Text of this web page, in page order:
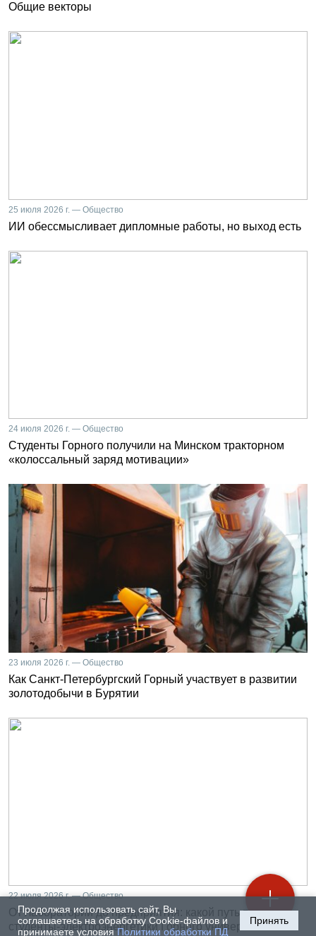
Продолжая использовать сайт, Вы
соглашаетесь на обработку Cookie-файлов и
принимаете условияПолитики обработки ПД
Принять
Общие векторы
25 июля 2026 г. — Общество
ИИ обессмысливает дипломные работы, но выход есть
24 июля 2026 г. — Общество
Студенты Горного получили на Минском тракторном
«колоссальный заряд мотивации»
23 июля 2026 г. — Общество
Как Санкт-Петербургский Горный участвует в развитии
золотодобычи в Бурятии
22 июля 2026 г. — Общество
От лаборатории до предприятия: какой путь проходят
студенты-электроэнергетики Горного университета